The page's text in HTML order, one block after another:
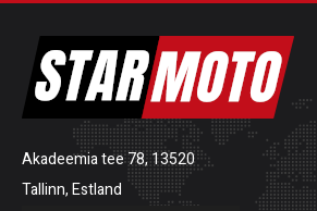
Akadeemia tee 78, 13520
Tallinn, Estland